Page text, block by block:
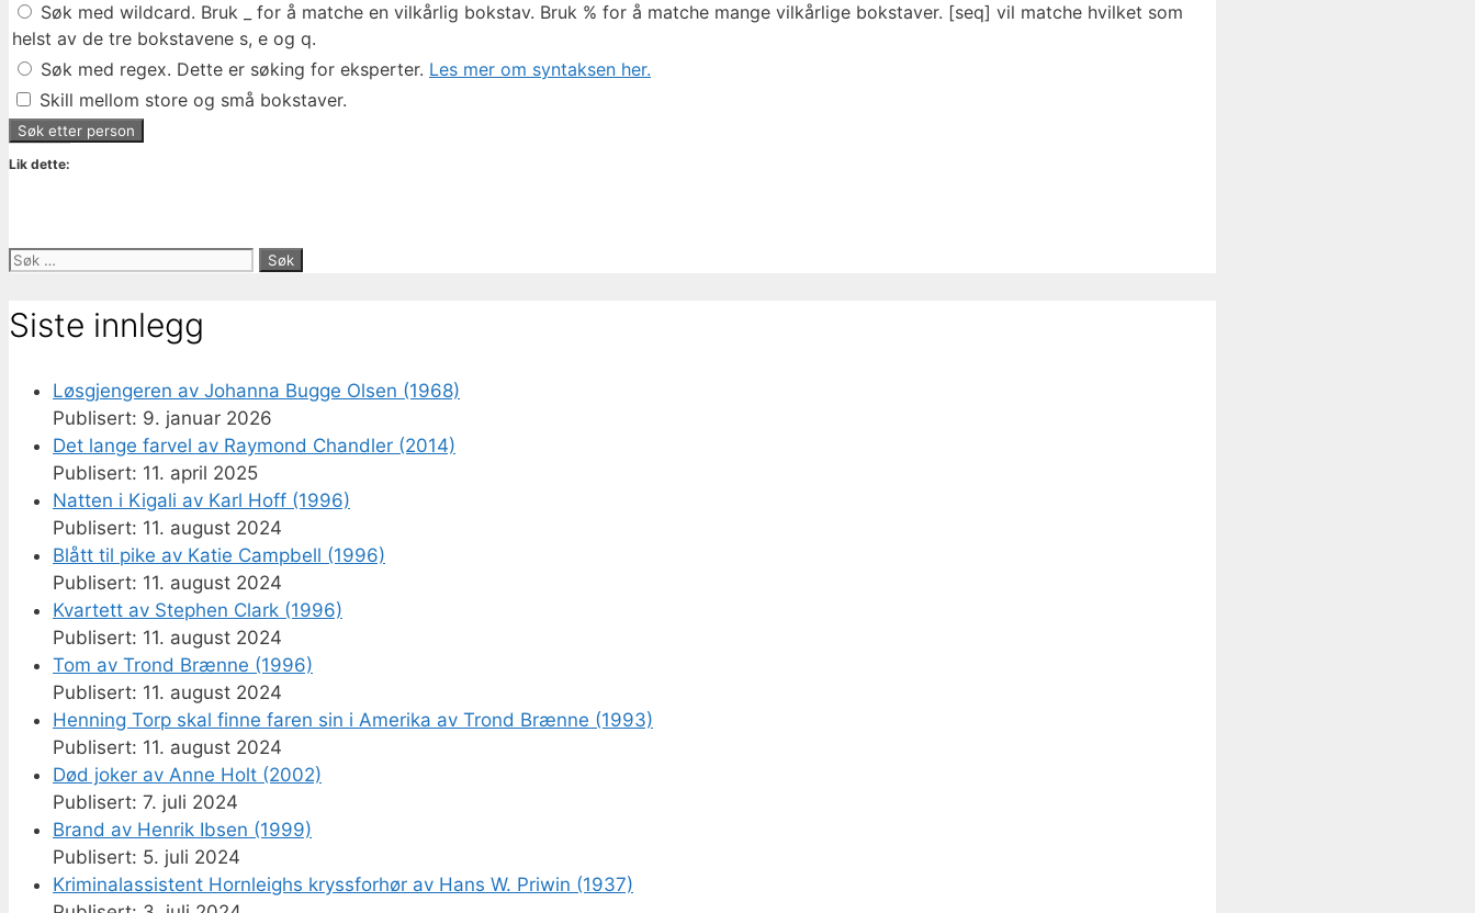
Søk med wildcard. Bruk _ for å matche en vilkårlig bokstav. Bruk % for å matche mange vilkårlige bokstaver. [seq] vil matche hvilket som
helst av de tre bokstavene s, e og q.
Søk med regex. Dette er søking for eksperter. Les mer om syntaksen her.
Skill mellom store og små bokstaver.
Lik dette:
Søk
Siste innlegg
Løsgjengeren av Johanna Bugge Olsen (1968)
9. januar 2026
Det lange farvel av Raymond Chandler (2014)
11. april 2025
Natten i Kigali av Karl Hoff (1996)
11. august 2024
Blått til pike av Katie Campbell (1996)
11. august 2024
Kvartett av Stephen Clark (1996)
11. august 2024
Tom av Trond Brænne (1996)
11. august 2024
Henning Torp skal finne faren sin i Amerika av Trond Brænne (1993)
11. august 2024
Død joker av Anne Holt (2002)
7. juli 2024
Brand av Henrik Ibsen (1999)
5. juli 2024
Kriminalassistent Hornleighs kryssforhør av Hans W. Priwin (1937)